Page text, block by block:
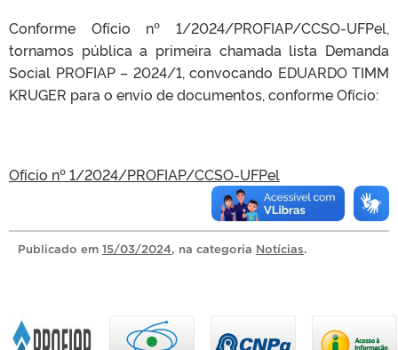
Conforme Ofício nº 1/2024/PROFIAP/CCSO-UFPel,
tornamos pública a primeira chamada lista Demanda
Social PROFIAP – 2024/1, convocando EDUARDO TIMM
KRUGER para o envio de documentos, conforme Ofício:
Ofício nº 1/2024/PROFIAP/CCSO-UFPel
Publicado em 15/03/2024, na categoria Notícias.